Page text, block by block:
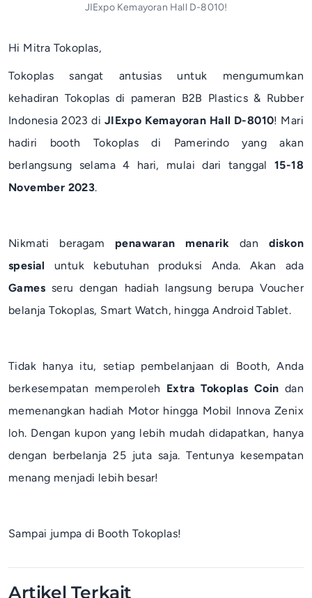
JIExpo Kemayoran Hall D-8010!
Hi Mitra Tokoplas,
Tokoplas sangat antusias untuk mengumumkan
kehadiran Tokoplas di pameran B2B Plastics & Rubber
Indonesia 2023 di JIExpo Kemayoran Hall D-8010! Mari
hadiri booth Tokoplas di Pamerindo yang akan
berlangsung selama 4 hari, mulai dari tanggal 15-18
November 2023.
Nikmati beragam penawaran menarik dan diskon
spesial untuk kebutuhan produksi Anda. Akan ada
Games seru dengan hadiah langsung berupa Voucher
belanja Tokoplas, Smart Watch, hingga Android Tablet.
Tidak hanya itu, setiap pembelanjaan di Booth, Anda
berkesempatan memperoleh Extra Tokoplas Coin dan
memenangkan hadiah Motor hingga Mobil Innova Zenix
loh. Dengan kupon yang lebih mudah didapatkan, hanya
dengan berbelanja 25 juta saja. Tentunya kesempatan
menang menjadi lebih besar!
Sampai jumpa di Booth Tokoplas!
Artikel Terkait